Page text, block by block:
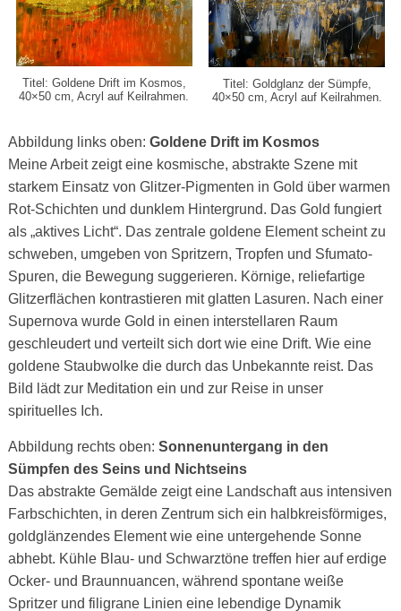
Titel: Goldene Drift im Kosmos,
40×50 cm,Acryl auf Keilrahmen.
Titel: Goldglanz der Sümpfe,
40×50 cm, Acryl auf Keilrahmen.
Abbildung links oben: Goldene Drift im Kosmos
Meine Arbeit zeigt eine kosmische, abstrakte Szene mit
starkem Einsatz von Glitzer-Pigmenten in Gold über warmen
Rot-Schichten und dunklem Hintergrund. Das Gold fungiert
als „aktives Licht“. Das zentrale goldene Element scheint zu
schweben, umgeben von Spritzern, Tropfen und Sfumato-
Spuren, die Bewegung suggerieren. Körnige, reliefartige
Glitzerflächen kontrastieren mit glatten Lasuren. Nach einer
Supernova wurde Gold in einen interstellaren Raum
geschleudert und verteilt sich dort wie eine Drift. Wie eine
goldene Staubwolke die durch das Unbekannte reist. Das
Bild lädt zur Meditation ein und zur Reise in unser
spirituelles Ich.
Abbildung rechts oben: Sonnenuntergang in den
Sümpfen des Seins und Nichtseins
Das abstrakte Gemälde zeigt eine Landschaft aus intensiven
Farbschichten, in deren Zentrum sich ein halbkreisförmiges,
goldglänzendes Element wie eine untergehende Sonne
abhebt. Kühle Blau- und Schwarztöne treffen hier auf erdige
Ocker- und Braunnuancen, während spontane weiße
Spritzer und filigrane Linien eine lebendige Dynamik